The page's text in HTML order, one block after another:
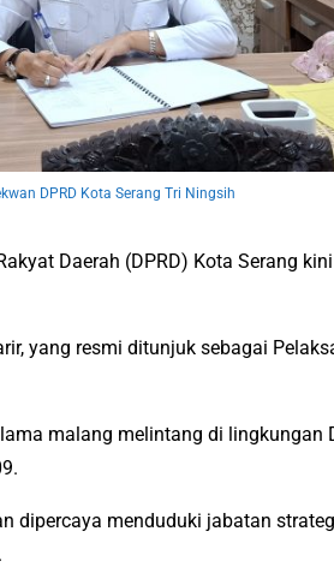
DPRD Kota Serang Tri Ningsih
Daerah (DPRD) Kota Serang
yang resmi ditunjuk sebagai
malang melintang di lingkungan
dipercaya menduduki jabatan